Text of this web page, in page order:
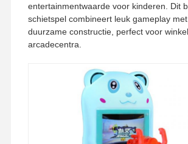
entertainmentwaarde voor kinderen. Dit
schietspel combineert leuk gameplay
duurzame constructie, perfect voor
arcadecentra.